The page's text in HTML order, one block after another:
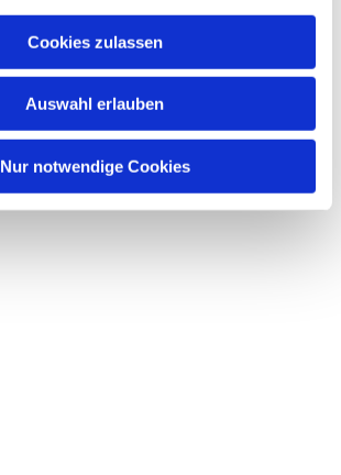
Cookies zulassen
Auswahl erlauben
Nur notwendige Cookies